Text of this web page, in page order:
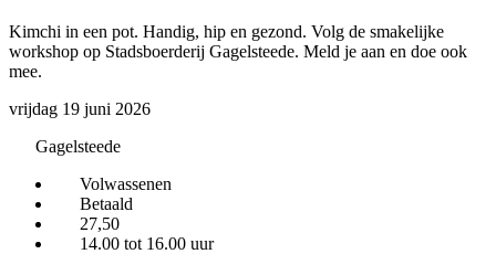
Kimchi in een pot. Handig, hip en gezond. Volg de smakelijke
workshop op Stadsboerderij Gagelsteede. Meld je aan en doe ook
mee.
vrijdag 19 juni 2026
Gagelsteede
Volwassenen
Betaald
27,50
14.00 tot 16.00 uur